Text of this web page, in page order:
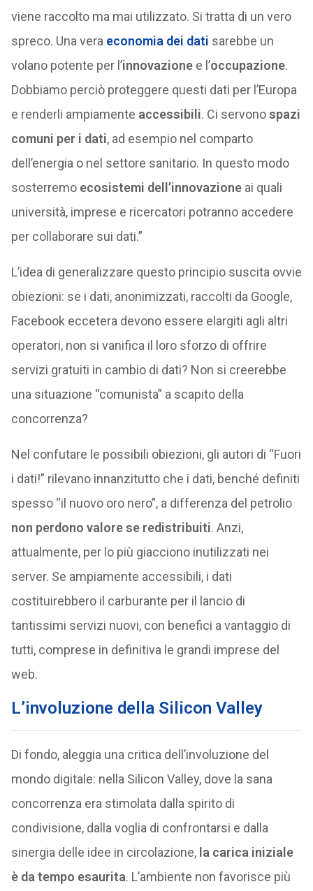
viene raccolto ma mai utilizzato. Si tratta di un vero
spreco. Una vera economia dei dati sarebbe un
volano potente per l’innovazionee l’occupazione.
Dobbiamo perciò proteggere questi dati per l’Europa
e renderli ampiamente accessibili. Ci servonospazi
comuni per i dati, ad esempio nel comparto
dell’energia o nel settore sanitario. In questo modo
sosterremo ecosistemi dell’innovazioneai quali
università, imprese e ricercatori potranno accedere
per collaborare sui dati.”
L’idea di generalizzare questo principio suscita ovvie
obiezioni: se i dati, anonimizzati, raccolti da Google,
Facebook eccetera devono essere elargiti agli altri
operatori, non si vanifica il loro sforzo di offrire
servizi gratuiti in cambio di dati? Non si creerebbe
una situazione “comunista” a scapito della
concorrenza?
Nel confutare le possibili obiezioni, gli autori di “Fuori
i dati!” rilevano innanzitutto che i dati, benché definiti
spesso “il nuovo oro nero”, a differenza del petrolio
non perdono valore se redistribuiti. Anzi,
attualmente, per lo più giacciono inutilizzati nei
server. Se ampiamente accessibili, i dati
costituirebbero il carburante per il lancio di
tantissimi servizi nuovi, con benefici a vantaggio di
tutti, comprese in definitiva le grandi imprese del
web.
L’involuzione della Silicon Valley
Di fondo, aleggia una critica dell’involuzione del
mondo digitale: nella Silicon Valley, dove la sana
concorrenza era stimolata dalla spirito di
condivisione, dalla voglia di confrontarsi e dalla
sinergia delle idee in circolazione, la carica iniziale
è da tempo esaurita. L’ambiente non favorisce più